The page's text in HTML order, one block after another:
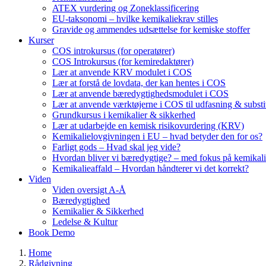
ATEX vurdering og Zoneklassificering
EU-taksonomi – hvilke kemikaliekrav stilles
Gravide og ammendes udsættelse for kemiske stoffer
Kurser
COS introkursus (for operatører)
COS Introkursus (for kemiredaktører)
Lær at anvende KRV modulet i COS
Lær at forstå de lovdata, der kan hentes i COS
Lær at anvende bæredygtighedsmodulet i COS
Lær at anvende værktøjerne i COS til udfasning &
Grundkursus i kemikalier & sikkerhed
Lær at udarbejde en kemisk risikovurdering (KRV)
Kemikalielovgivningen i EU – hvad betyder den for os?
Farligt gods – Hvad skal jeg vide?
Hvordan bliver vi bæredygtige? – med fokus på
Kemikalieaffald – Hvordan håndterer vi det korrekt?
Viden
Viden oversigt A-Å
Bæredygtighed
Kemikalier & Sikkerhed
Ledelse & Kultur
Book Demo
Home
Rådgivning